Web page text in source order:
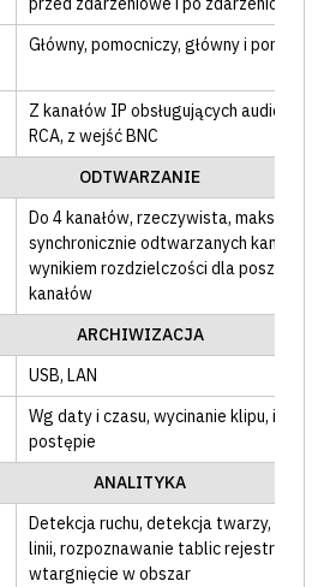
Główny, pomocniczy, główny i
Z kanałów IP obsługujących audio
RCA, z wejść BNC
ODTWARZANIE
Do 4 kanałów, rzeczywista, maksymalna
synchronicznie odtwarzanych kanałów
wynikiem rozdzielczości dla
kanałów
ARCHIWIZACJA
USB, LAN
Wg daty i czasu, wycinanie klipu,
postępie
ANALITYKA
Detekcja ruchu, detekcja twarzy,
linii, rozpoznawanie tablic
wtargnięcie w obszar